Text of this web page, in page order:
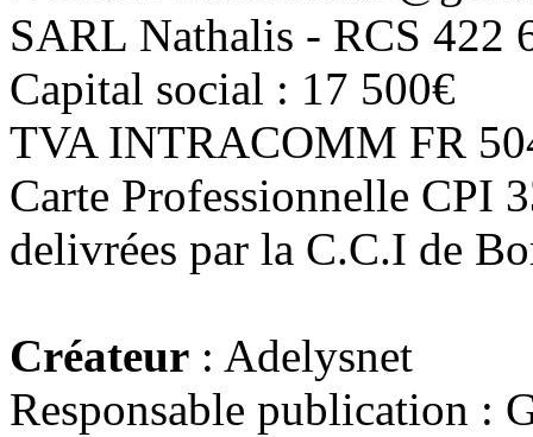
SARL Nathalis - RCS 422
Capital social : 17 500€
TVA INTRACOMM FR
Carte Professionnelle CPI
delivrées par la C.C.I de
Créateur : Adelysnet
Responsable publication :